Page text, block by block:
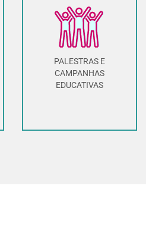
PALESTRAS E
CAMPANHAS
EDUCATIVAS